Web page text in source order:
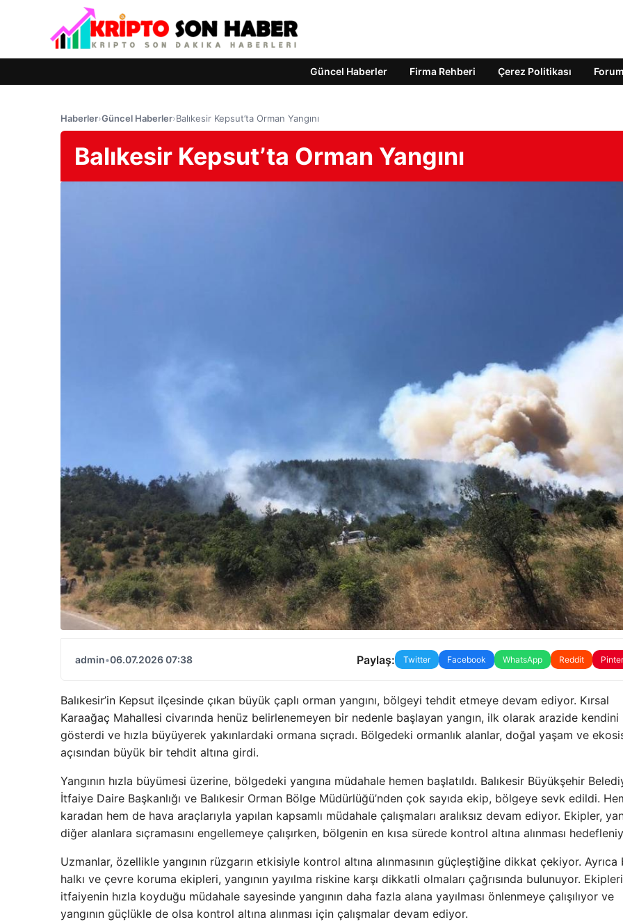
Güncel Haberler Firma Rehberi Çerez Politikası Forum
Haberler›Güncel Haberler›Balıkesir Kepsut’ta Orman Yangını
Balıkesir Kepsut’ta Orman Yangını
admin•06.07.2026 07:38 Paylaş: Twitter Facebook WhatsApp Reddit
Balıkesir’in Kepsut ilçesinde çıkan büyük çaplı orman yangını, bölgeyi tehdit etmeye devam ediyor. Kırsal
Karaağaç Mahallesi civarında henüz belirlenemeyen bir nedenle başlayan yangın, ilk olarak arazide kendini
gösterdi ve hızla büyüyerek yakınlardaki ormana sıçradı. Bölgedeki ormanlık alanlar, doğal yaşam ve
açısından büyük bir tehdit altına girdi.
Yangının hızla büyümesi üzerine, bölgedeki yangına müdahale hemen başlatıldı. Balıkesir Büyükşehir
İtfaiye Daire Başkanlığı ve Balıkesir Orman Bölge Müdürlüğü’nden çok sayıda ekip, bölgeye sevk edildi.
karadan hem de hava araçlarıyla yapılan kapsamlı müdahale çalışmaları aralıksız devam ediyor. Ekipler,
diğer alanlara sıçramasını engellemeye çalışırken, bölgenin en kısa sürede kontrol altına alınması
Uzmanlar, özellikle yangının rüzgarın etkisiyle kontrol altına alınmasının güçleştiğine dikkat çekiyor. Ayrıca
halkı ve çevre koruma ekipleri, yangının yayılma riskine karşı dikkatli olmaları çağrısında bulunuyor.
itfaiyenin hızla koyduğu müdahale sayesinde yangının daha fazla alana yayılması önlenmeye çalışılıyor ve
yangının güçlükle de olsa kontrol altına alınması için çalışmalar devam ediyor.